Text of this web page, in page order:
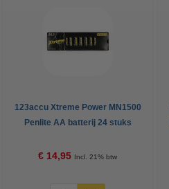
123accu Xtreme Power MN1500
Penlite AA batterij 24 stuks
€ 14,95 Incl. 21% btw